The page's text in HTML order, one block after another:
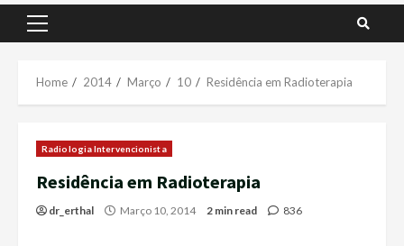
Primary
Home 2014 Março 10 Residência em Radioterapia
Radiologia Intervencionista
Residência em Radioterapia
dr_erthal Março 10, 2014 2 min read 836